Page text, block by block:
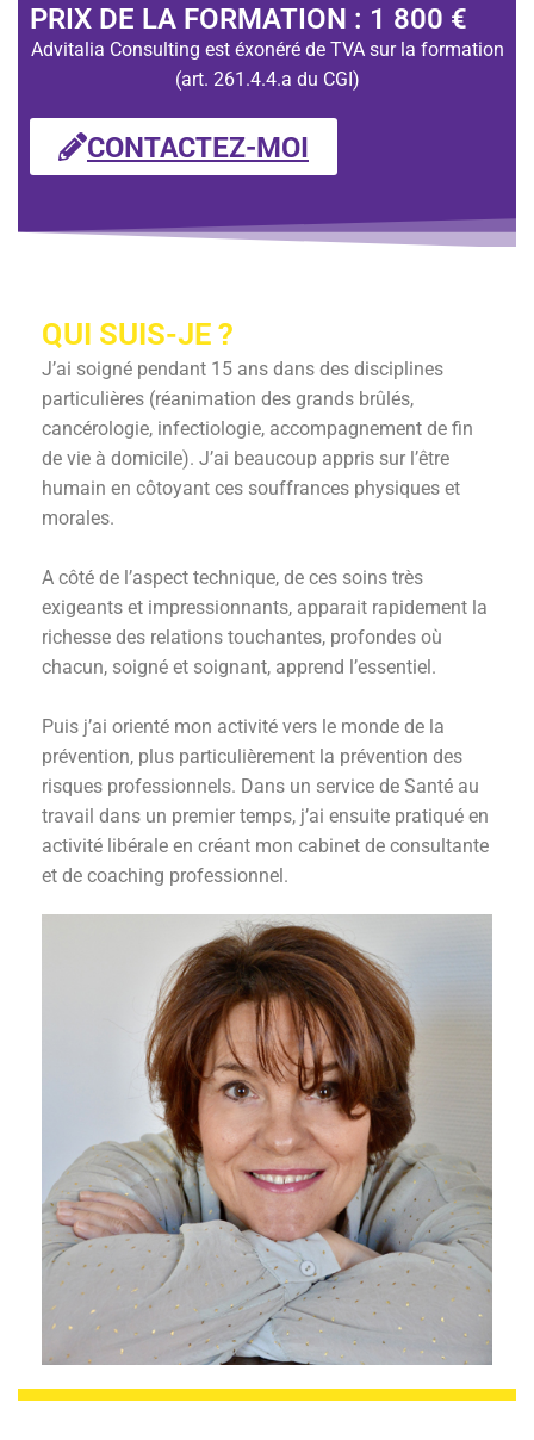
PRIX DE LA FORMATION : 1 800 €
Advitalia Consulting est éxonéré de TVA sur la formation
(art. 261.4.4.a du CGI)
CONTACTEZ-MOI
QUI SUIS-JE ?
J’ai soigné pendant 15 ans dans des disciplines
particulières (réanimation des grands brûlés,
cancérologie, infectiologie, accompagnement de fin
de vie à domicile). J’ai beaucoup appris sur l’être
humain en côtoyant ces souffrances physiques et
morales.
A côté de l’aspect technique, de ces soins très
exigeants et impressionnants, apparait rapidement la
richesse des relations touchantes, profondes où
chacun, soigné et soignant, apprend l’essentiel.
Puis j’ai orienté mon activité vers le monde de la
prévention, plus particulièrement la prévention des
risques professionnels. Dans un service de Santé au
travail dans un premier temps, j’ai ensuite pratiqué en
activité libérale en créant mon cabinet de consultante
et de coaching professionnel.